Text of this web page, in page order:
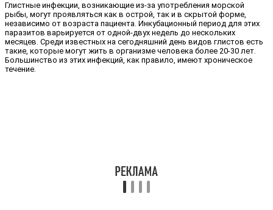
Глистные инфекции, возникающие из-за употребления морской
рыбы, могут проявляться как в острой, так и в скрытой форме,
независимо от возраста пациента. Инкубационный период для этих
паразитов варьируется от одной-двух недель до нескольких
месяцев. Среди известных на сегодняшний день видов глистов есть
такие, которые могут жить в организме человека более 20-30 лет.
Большинство из этих инфекций, как правило, имеют хроническое
течение.